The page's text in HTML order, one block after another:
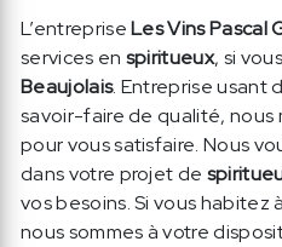
L’entrepriseLes Vins Pascal
services en spiritueux, si
Beaujolais. Entreprise usant
savoir-faire de qualité,
pour vous satisfaire. Nous
dans votre projet de
vos besoins. Si vous habitez à
nous sommes à votre